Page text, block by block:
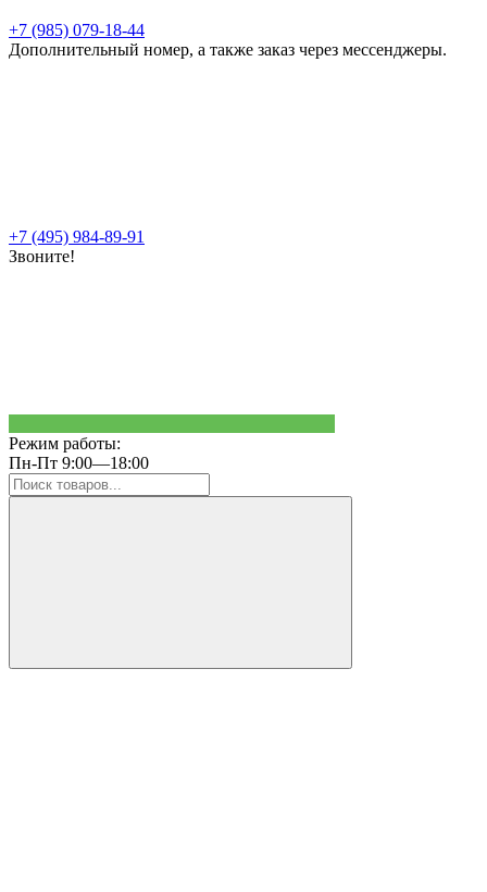
+7 (985) 079-18-44
Дополнительный номер, а также заказ через мессенджеры.
+7 (495) 984-89-91
Звоните!
Режим работы:
Пн-Пт 9:00—18:00